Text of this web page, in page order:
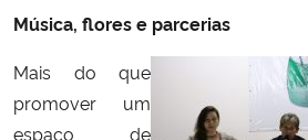
Música, flores e parcerias
Mais do que
promover um
espaço de